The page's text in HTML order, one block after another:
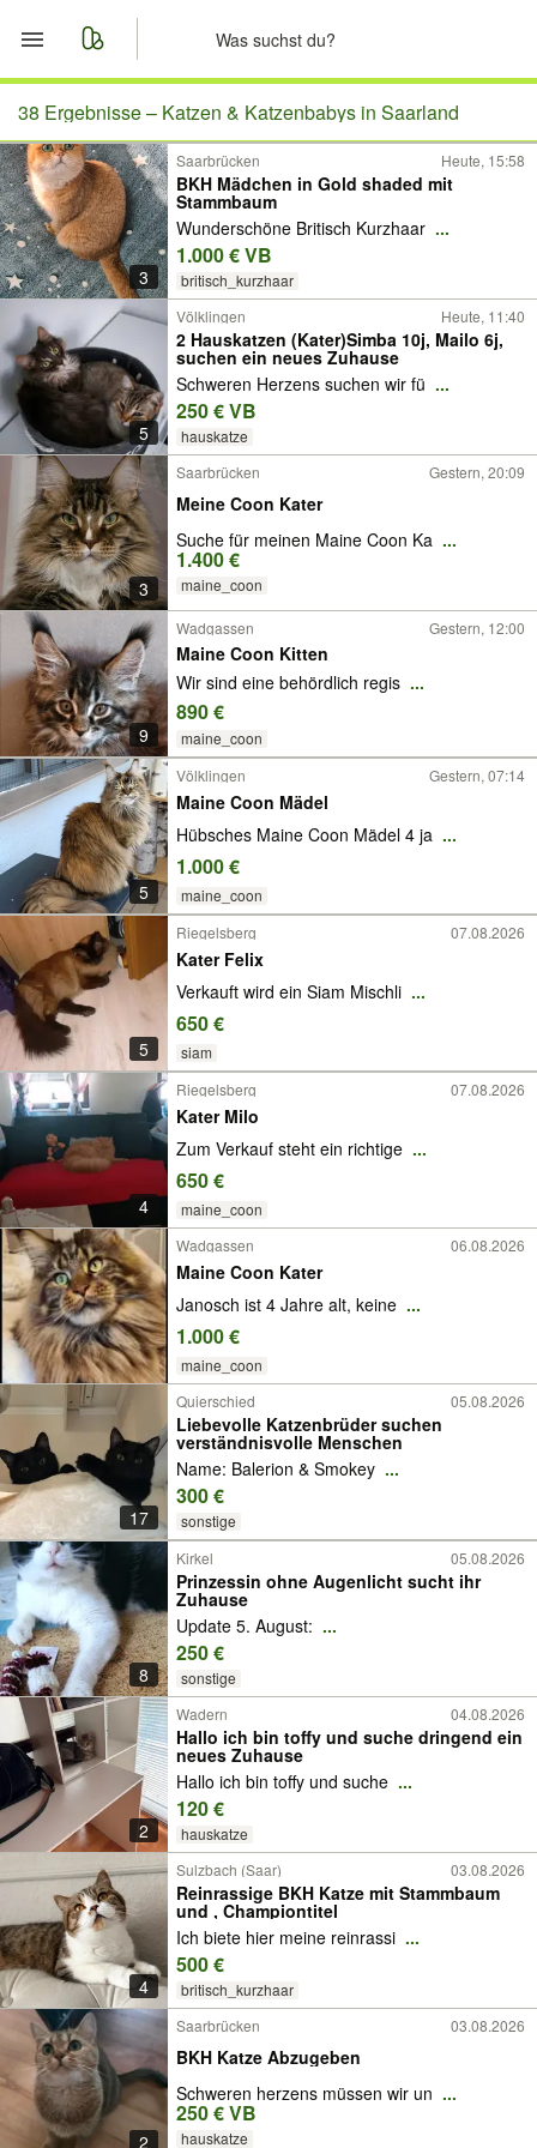
Start
Merkliste
Nachrichten
Anzeige aufgeben
38 Ergebnisse – Katzen & Katzenbabys in Saarland
3
Saarbrücken Heute, 15:58
BKH Mädchen in Gold shaded mit
Stammbaum
Wunderschöne Britisch Kurzhaar ...
1.000 € VB
britisch_kurzhaar
5
Völklingen Heute, 11:40
2 Hauskatzen (Kater)Simba 10j, Mailo 6j,
suchen ein neues Zuhause
Schweren Herzens suchen wir fü ...
250 € VB
hauskatze
3
Saarbrücken Gestern, 20:09
Meine Coon Kater
Suche für meinen Maine Coon Ka ...
1.400 €
maine_coon
9
Wadgassen Gestern, 12:00
Maine Coon Kitten
Wir sind eine behördlich regis ...
890 €
maine_coon
5
Völklingen Gestern, 07:14
Maine Coon Mädel
Hübsches Maine Coon Mädel 4 ja ...
1.000 €
maine_coon
5
Riegelsberg 07.08.2026
Kater Felix
Verkauft wird ein Siam Mischli ...
650 €
siam
4
Riegelsberg 07.08.2026
Kater Milo
Zum Verkauf steht ein richtige ...
650 €
maine_coon
Wadgassen
06.08.2026
Maine Coon Kater
Janosch ist 4 Jahre alt, keine ...
1.000 €
maine_coon
17
Quierschied 05.08.2026
Liebevolle Katzenbrüder suchen
verständnisvolle Menschen
Name: Balerion & Smokey ...
300 €
sonstige
8
Kirkel 05.08.2026
Prinzessin ohne Augenlicht sucht ihr
Zuhause
Update 5. August: ...
250 €
sonstige
2
Wadern 04.08.2026
Hallo ich bin toffy und suche dringend ein
neues Zuhause
Hallo ich bin toffy und suche ...
120 €
hauskatze
4
Sulzbach (Saar) 03.08.2026
Reinrassige BKH Katze mit Stammbaum
und , Championtitel
Ich biete hier meine reinrassi ...
500 €
britisch_kurzhaar
2
Saarbrücken 03.08.2026
BKH Katze Abzugeben
Schweren herzens müssen wir un ...
250 € VB
hauskatze